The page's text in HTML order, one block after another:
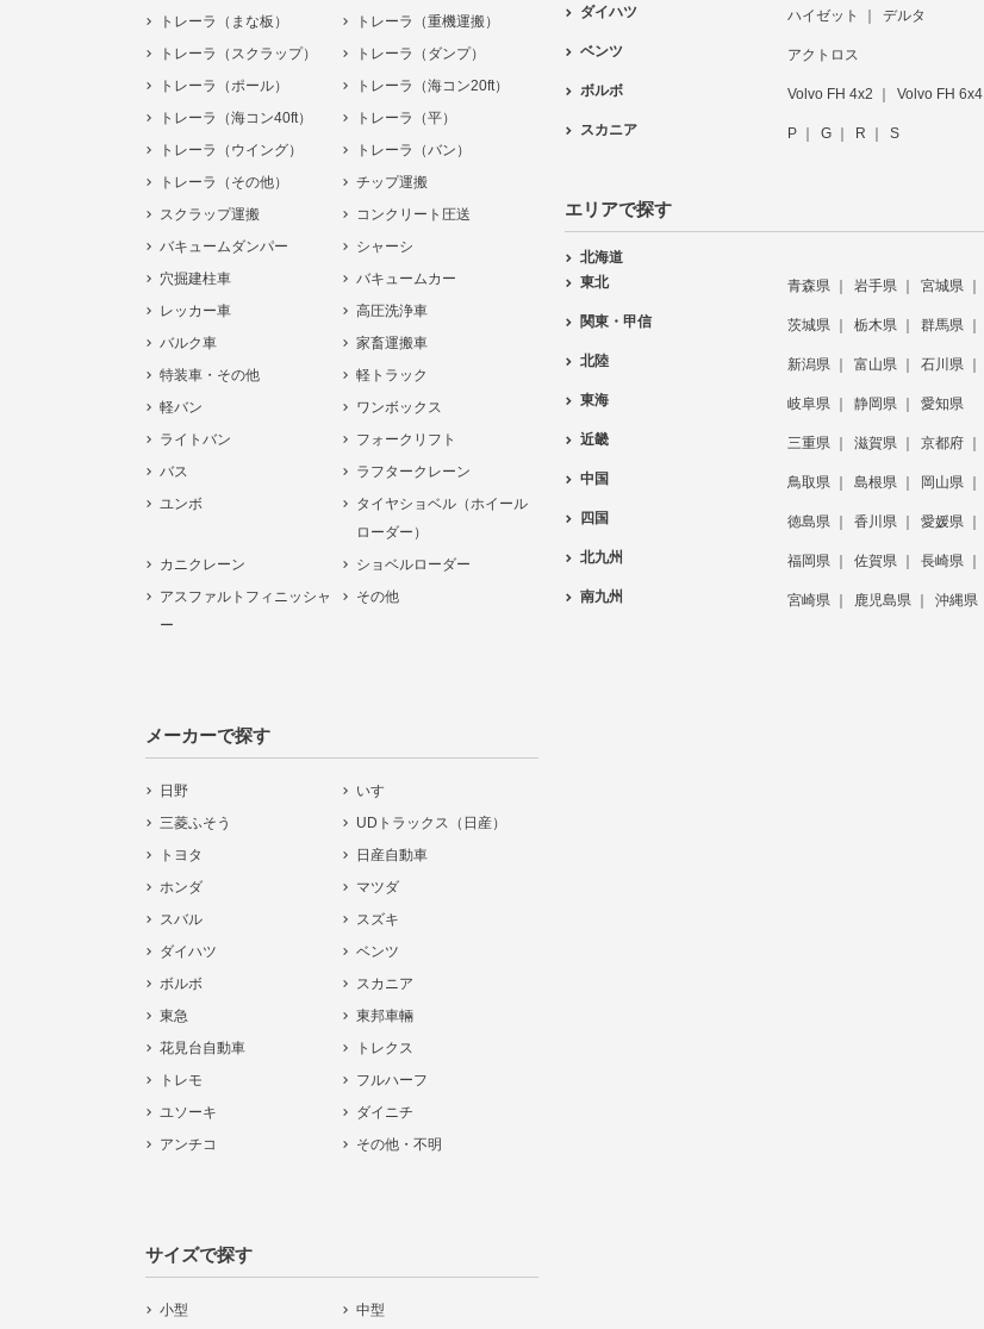
トレーラ（まな板）
トレーラ（重機運搬）
トレーラ（スクラップ）
トレーラ（ダンプ）
トレーラ（ポール）
トレーラ（海コン20ft）
トレーラ（海コン40ft）
トレーラ（平）
トレーラ（ウイング）
トレーラ（バン）
トレーラ（その他）
チップ運搬
スクラップ運搬
コンクリート圧送
バキュームダンパー
シャーシ
穴掘建柱車
バキュームカー
レッカー車
高圧洗浄車
バルク車
家畜運搬車
特装車・その他
軽トラック
軽バン
ワンボックス
ライトバン
フォークリフト
バス
ラフタークレーン
ユンボ
タイヤショベル（ホイール
ローダー）
カニクレーン
ショベルローダー
アスファルトフィニッシャ
ー
その他
メーカーで探す
日野
いすゞ
三菱ふそう
UDトラックス（日産）
トヨタ
日産自動車
ホンダ
マツダ
スバル
スズキ
ダイハツ
ベンツ
ボルボ
スカニア
東急
東邦車輛
花見台自動車
トレクス
トレモ
フルハーフ
ユソーキ
ダイニチ
アンチコ
その他・不明
サイズで探す
小型 中型
ダイハツ ハイゼット デルタ
ベンツ アクトロス
ボルボ Volvo FH 4x2 Volvo FH 6x4
スカニア P G R S
エリアで探す
北海道
東北
青森県 岩手県 宮城県
関東・甲信 茨城県 栃木県 群馬県
北陸 新潟県 富山県 石川県
東海 岐阜県 静岡県 愛知県
近畿 三重県 滋賀県 京都府
中国 鳥取県 島根県 岡山県
四国 徳島県 香川県 愛媛県
北九州 福岡県 佐賀県 長崎県
南九州 宮崎県 鹿児島県 沖縄県